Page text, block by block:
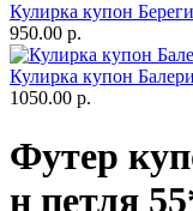
Кулирка купон
950.00 р.
Кулирка купон
1050.00 р.
Футер
н петля